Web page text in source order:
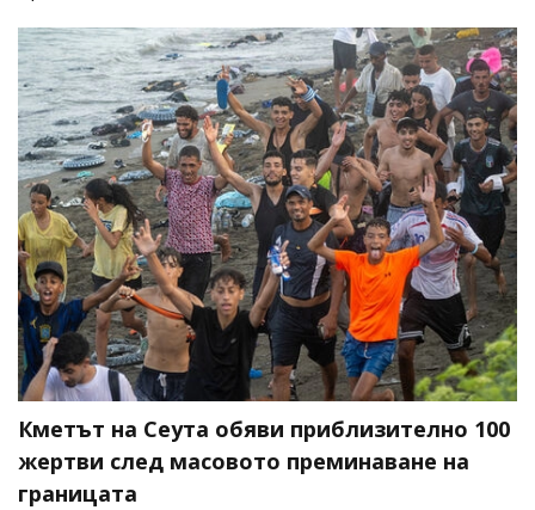
Кметът на Сеута обяви приблизително 100
жертви след масовото преминаване на
границата